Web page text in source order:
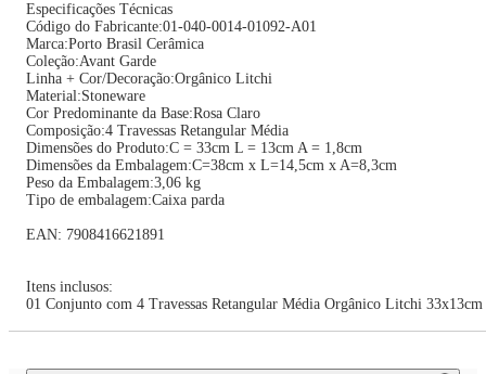
Especificações Técnicas
Código do Fabricante:01-040-0014-01092-A01
Marca:Porto Brasil Cerâmica
Coleção:Avant Garde
Linha + Cor/Decoração:Orgânico Litchi
Material:Stoneware
Cor Predominante da Base:Rosa Claro
Composição:4 Travessas Retangular Média
Dimensões do Produto:C = 33cm L = 13cm A = 1,8cm
Dimensões da Embalagem:C=38cm x L=14,5cm x A=8,3cm
Peso da Embalagem:3,06 kg
Tipo de embalagem:Caixa parda
EAN: 7908416621891
Itens inclusos:
01 Conjunto com 4 Travessas Retangular Média Orgânico Litchi 33x13cm